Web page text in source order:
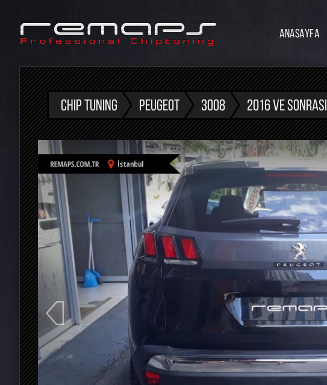
ANASAYFA
CHIP TUNING PEUGEOT 3008 2016 VE SONRASI